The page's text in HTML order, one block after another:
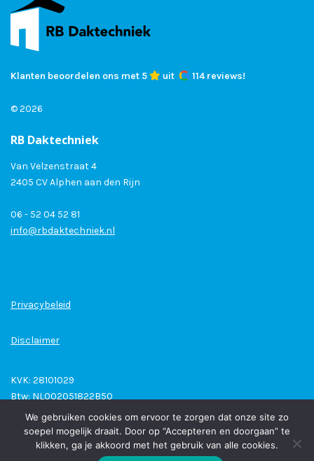
Klanten beoordelen ons met 5 uit 114 reviews!
© 2026
RB Daktechniek
Van Velzenstraat 4
2405 CV Alphen aan den Rijn
06 - 52 04 52 81
info@rbdaktechniek.nl
Privacybeleid
Disclaimer
KVK: 28101029
Btw: NL002051822B50
Bank: NL45 RABO 0300445881
We gebruiken cookies om ervoor te zorgen dat onze site zo
soepel mogelijk draait. Door op “Accepteren en doorgaan” te
klikken, ga je akkoord met het gebruik van alle cookies.